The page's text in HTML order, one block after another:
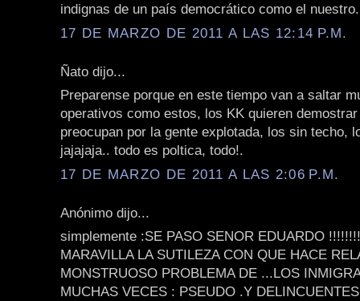
indignas de un país democrático como el nuestro.
17 DE MARZO DE 2011 A LAS 12:14 P.M.
Ñato dijo...
Preparense porque en este tiempo van a saltar
operativos como estos, los KK quieren
preocupan por la gente explotada, los sin techo,
jajajaja.. todo es poltica, todo!.
17 DE MARZO DE 2011 A LAS 2:06 P.M.
Anónimo dijo...
simplemente :SE PASO SENOR EDUARDO
MARAVILLA LA SUTILEZA CON QUE HACE
MONSTRUOSO PROBLEMA DE ...LOS
MUCHAS VECES : PSEUDO .Y